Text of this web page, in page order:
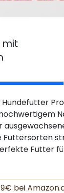
mit
Hundefutter
Futtersorten
Futter
bei